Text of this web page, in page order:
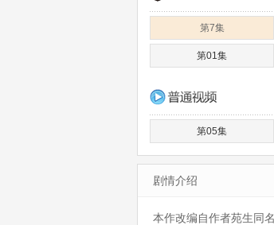
第7集
第01集
第05集
剧情介绍
本作改编自作者苑生同